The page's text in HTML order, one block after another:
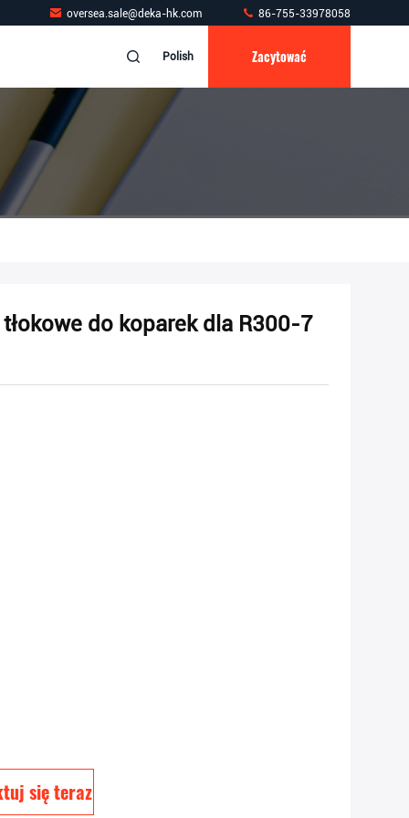
oversea.sale@deka-hk.com 86-755-33978058
Polish Zacytować
do koparek dla R300-7
się teraz